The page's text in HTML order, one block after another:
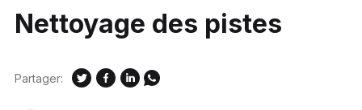
Nettoyage des pistes
Partager: